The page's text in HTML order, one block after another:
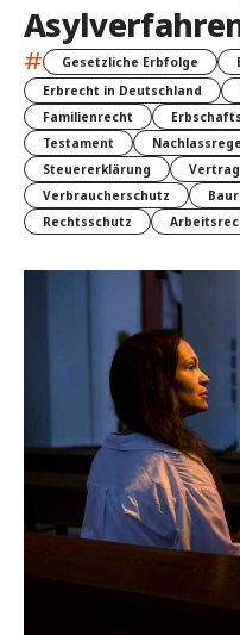
# Gesetzliche Erbfolge
Erbrecht in Deutschland
Familienrecht
Testament
Steuererklärung
Verbraucherschutz
Rechtsschutz